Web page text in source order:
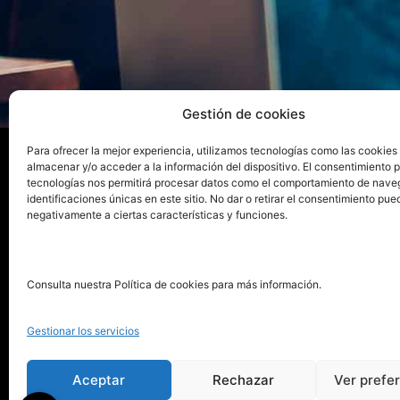
Gestión de cookies
Para ofrecer la mejor experiencia, utilizamos tecnologías como las cookies
almacenar y/o acceder a la información del dispositivo. El consentimiento
tecnologías nos permitirá procesar datos como el comportamiento de
identificaciones únicas en este sitio. No dar o retirar el consentimiento
negativamente a ciertas características y funciones.
Consulta nuestra Política de cookies para más información.
Gestionar los servicios
Aceptar Rechazar Ver
pionero de autoedición
911 413 306
info@puntorojolibros.com
La